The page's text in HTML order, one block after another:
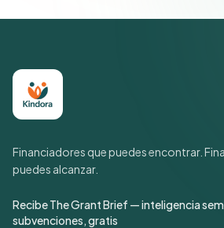
Financiadores que puedes encontrar.
puedes alcanzar.
Recibe The Grant Brief — inteligencia
subvenciones, gratis